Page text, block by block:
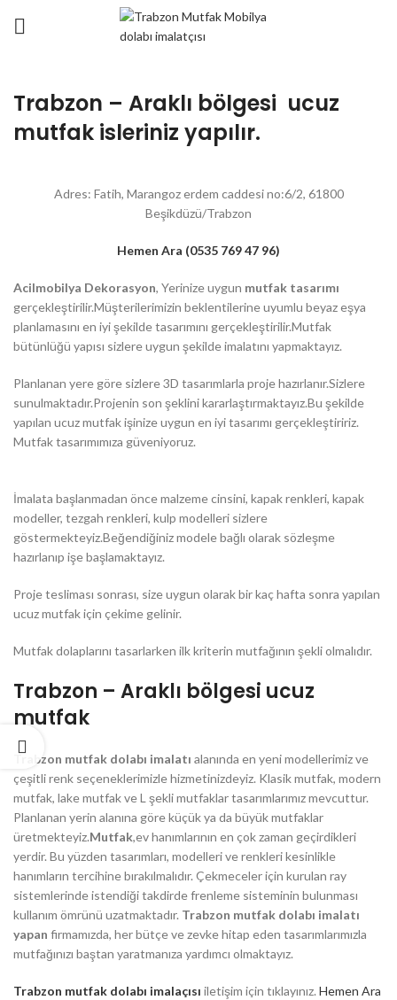
Trabzon – Araklı bölgesi ucuz
mutfak isleriniz yapılır.
Adres: Fatih, Marangoz erdem caddesi no:6/2, 61800
Beşikdüzü/Trabzon
Hemen Ara (0535 769 47 96)
Acilmobilya Dekorasyon, Yerinize uygun mutfak tasarımı
gerçekleştirilir.Müşterilerimizin beklentilerine uyumlu beyaz eşya
planlamasını en iyi şekilde tasarımını gerçekleştirilir.Mutfak
bütünlüğü yapısı sizlere uygun şekilde imalatını yapmaktayız.
Planlanan yere göre sizlere 3D tasarımlarla proje hazırlanır.Sizlere
sunulmaktadır.Projenin son şeklini kararlaştırmaktayız.Bu şekilde
yapılan ucuz mutfak işinize uygun en iyi tasarımı gerçekleştiririz.
Mutfak tasarımımıza güveniyoruz.
İmalata başlanmadan önce malzeme cinsini, kapak renkleri, kapak
modeller, tezgah renkleri, kulp modelleri sizlere
göstermekteyiz.Beğendiğiniz modele bağlı olarak sözleşme
hazırlanıp işe başlamaktayız.
Proje tesliması sonrası, size uygun olarak bir kaç hafta sonra yapılan
ucuz mutfak için çekime gelinir.
Mutfak dolaplarını tasarlarken ilk kriterin mutfağının şekli olmalıdır.
Trabzon – Araklı bölgesi ucuz
mutfak
Trabzon mutfak dolabı imalatı alanında en yeni modellerimiz ve
çeşitli renk seçeneklerimizle hizmetinizdeyiz. Klasik mutfak, modern
mutfak, lake mutfak ve L şekli mutfaklar tasarımlarımız mevcuttur.
Planlanan yerin alanına göre küçük ya da büyük mutfaklar
üretmekteyiz.Mutfak,ev hanımlarının en çok zaman geçirdikleri
yerdir. Bu yüzden tasarımları, modelleri ve renkleri kesinlikle
hanımların tercihine bırakılmalıdır. Çekmeceler için kurulan ray
sistemlerinde istendiği takdirde frenleme sisteminin bulunması
kullanım ömrünü uzatmaktadır. Trabzon mutfak dolabı imalatı
yapan firmamızda, her bütçe ve zevke hitap eden tasarımlarımızla
mutfağınızı baştan yaratmanıza yardımcı olmaktayız.
Trabzon mutfak dolabı imalaçısı iletişim için tıklayınız. Hemen Ara